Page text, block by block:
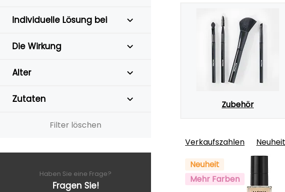
Individuelle Lösung bei
Die Wirkung
Alter
Zutaten
Filter löschen
Haben Sie eine Frage?
Fragen Sie!
Zubehör
Verkaufszahlen Neuheit
Neuheit
Mehr Farben